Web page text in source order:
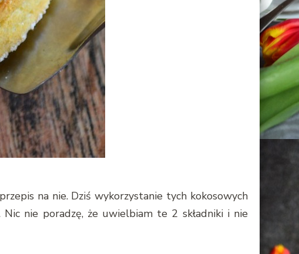
na nie. Dziś wykorzystanie tych kokosowych
nie poradzę, że uwielbiam te 2 składniki i nie